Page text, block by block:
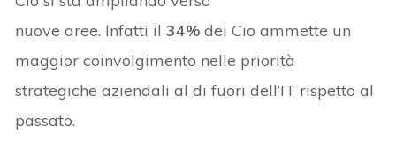
nuove aree. Infatti il34% dei Cio ammette un
maggior coinvolgimento nelle priorità
strategiche aziendali al di fuori dell’IT rispetto al
passato.